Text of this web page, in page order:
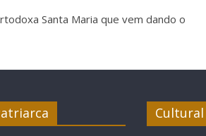
Santa Maria que vem dando o
Cultural